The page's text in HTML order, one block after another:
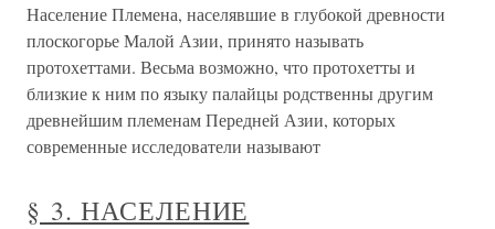
Население Племена, населявшие в глубокой древности
плоскогорье Малой Азии, принято называть
протохеттами. Весьма возможно, что протохетты и
близкие к ним по языку палайцы родственны другим
древнейшим племенам Передней Азии, которых
современные исследователи называют
§ 3. НАСЕЛЕНИЕ